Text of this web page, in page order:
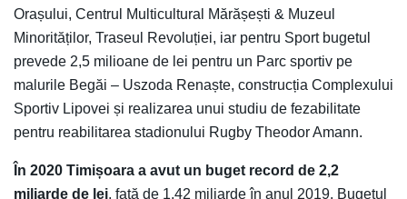
Orașului, Centrul Multicultural Mărășești & Muzeul
Minorităților, Traseul Revoluției, iar pentru Sport bugetul
prevede 2,5 milioane de lei pentru un Parc sportiv pe
malurile Begăi – Uszoda Renaște, construcția Complexului
Sportiv Lipovei și realizarea unui studiu de fezabilitate
pentru reabilitarea stadionului Rugby Theodor Amann.
În 2020 Timișoara a avut un buget record de 2,2
miliarde de lei, față de 1,42 miliarde în anul 2019. Bugetul